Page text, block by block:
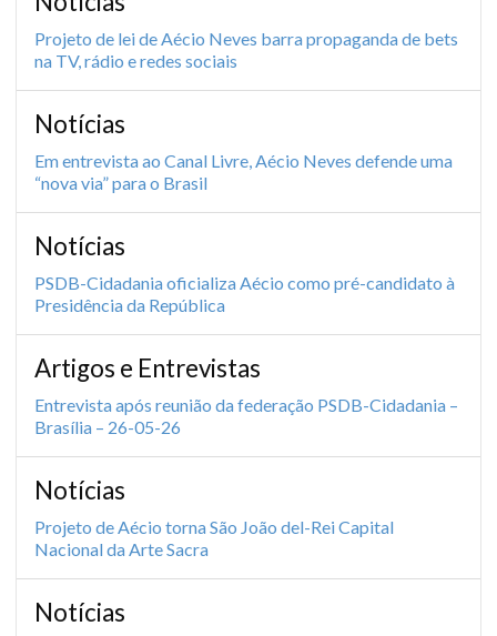
Projeto de lei de Aécio Neves barra propaganda de bets
na TV, rádio e redes sociais
Notícias
Em entrevista ao Canal Livre, Aécio Neves defende uma
“nova via” para o Brasil
Notícias
PSDB-Cidadania oficializa Aécio como pré-candidato à
Presidência da República
Artigos e Entrevistas
Entrevista após reunião da federação PSDB-Cidadania –
Brasília – 26-05-26
Notícias
Projeto de Aécio torna São João del-Rei Capital
Nacional da Arte Sacra
Notícias